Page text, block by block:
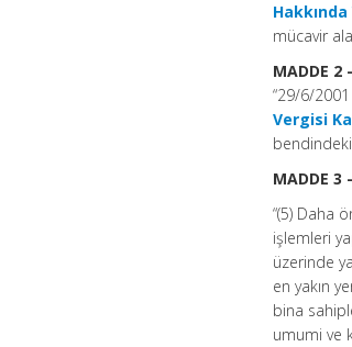
mücavir
MADDE 2
“29/6/
Vergisi
MADDE 3
“(5) Daha
işlemleri
üzerinde
en yakın
bina
umumi ve